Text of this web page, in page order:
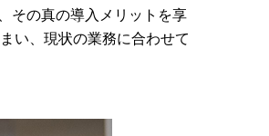
その真の導入メリットを享
い、現状の業務に合わせて